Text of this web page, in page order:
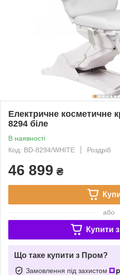
Електричне косметичне
8294 біле
В наявності
Код: BD-8294/WHITE
Роздріб
46 899 ₴
або
Купити з
Що таке купити з Пром?
Замовлення під захистом